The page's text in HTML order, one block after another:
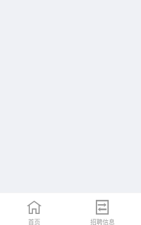
首页 招聘信息